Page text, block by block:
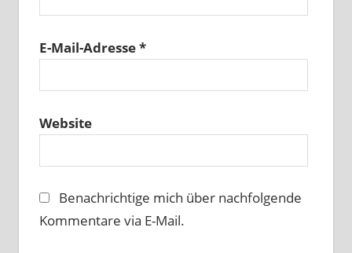
E-Mail-Adresse*
Website
Benachrichtige mich über nachfolgende
Kommentare via E-Mail.